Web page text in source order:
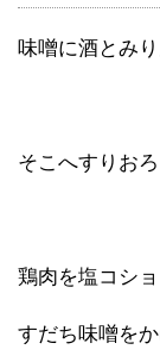
味噌に酒とみ
そこへすりお
鶏肉を塩コシ
すだち味噌を